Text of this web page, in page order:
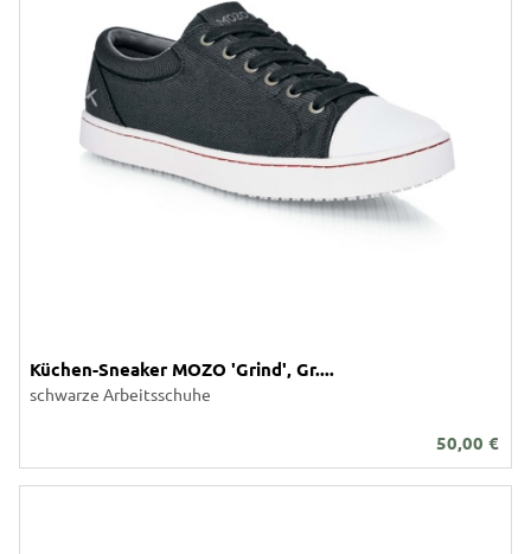
Küchen-Sneaker MOZO 'Grind', Gr....
schwarze Arbeitsschuhe
50,00 €